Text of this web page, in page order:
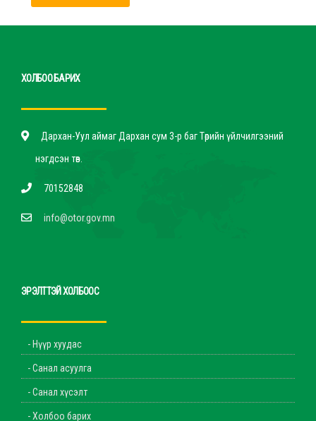
ХОЛБОО БАРИХ
Дархан-Уул аймаг Дархан сум 3-р баг Төрийн үйлчилгээний
нэгдсэн төв.
70152848
info@otor.gov.mn
ЭРЭЛТТЭЙ ХОЛБООС
- Нүүр хуудас
- Санал асуулга
- Санал хүсэлт
- Холбоо барих